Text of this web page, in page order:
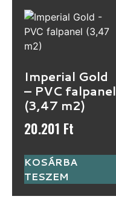
Imperial Gold
– PVC falpanel
(3,47 m2)
20.201 Ft
KOSÁRBA
TESZEM